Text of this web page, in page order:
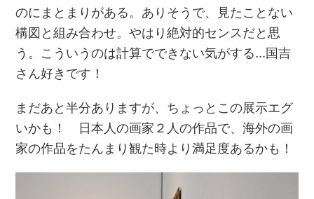
のにまとまりがある。ありそうで、見たことない
構図と組み合わせ。やはり絶対的センスだと思
う。こういうのは計算でできない気がする…国吉
さん好きです！
まだあと半分ありますが、ちょっとこの展示エグ
いかも！ 日本人の画家２人の作品で、海外の画
家の作品をたんまり観た時より満足度あるかも！